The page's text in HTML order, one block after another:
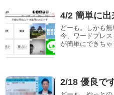
4/2 簡単に出
どーも。しかも
今、ワードプレ
が簡単にできちゃ
2/18 優良で